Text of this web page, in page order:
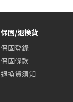
保固/退換貨
保固登錄
保固條款
退換貨須知